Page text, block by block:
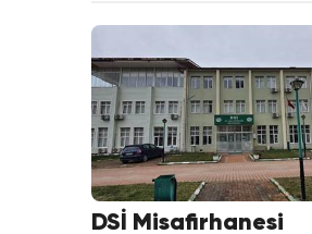
DSİ Misafirhanesi